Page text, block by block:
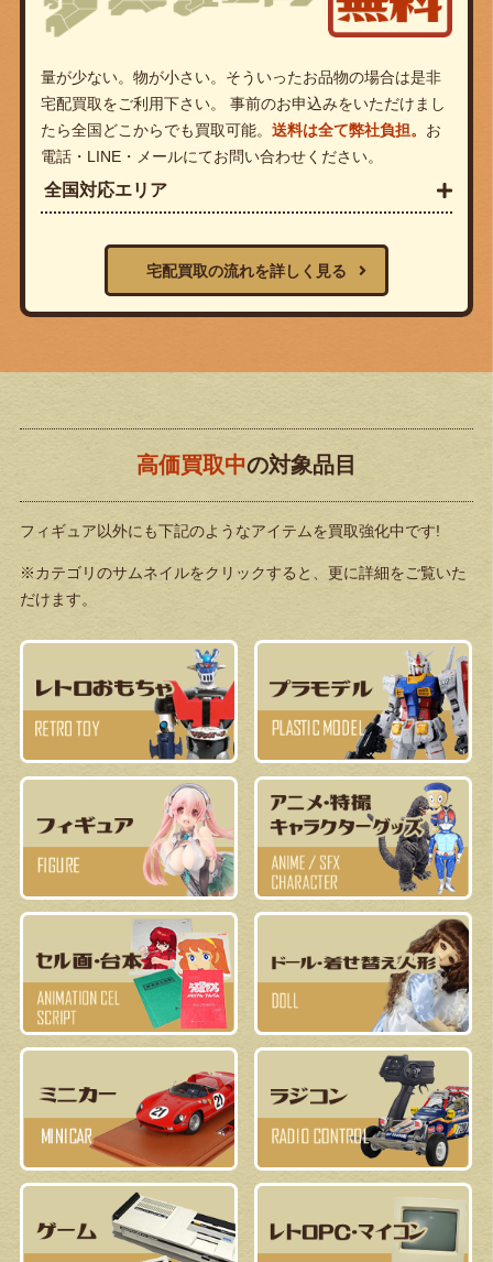
量が少ない。物が小さい。そういったお品物の場合は是非
宅配買取をご利用下さい。 事前のお申込みをいただけまし
たら全国どこからでも買取可能。 送料は全て弊社負担。 お
電話・LINE・メールにてお問い合わせください。
全国対応エリア
宅配買取の流れを詳しく見る
高価買取中の対象品目
フィギュア以外にも下記のようなアイテムを買取強化中です!
※カテゴリのサムネイルをクリックすると、更に詳細をご覧いた
だけます。